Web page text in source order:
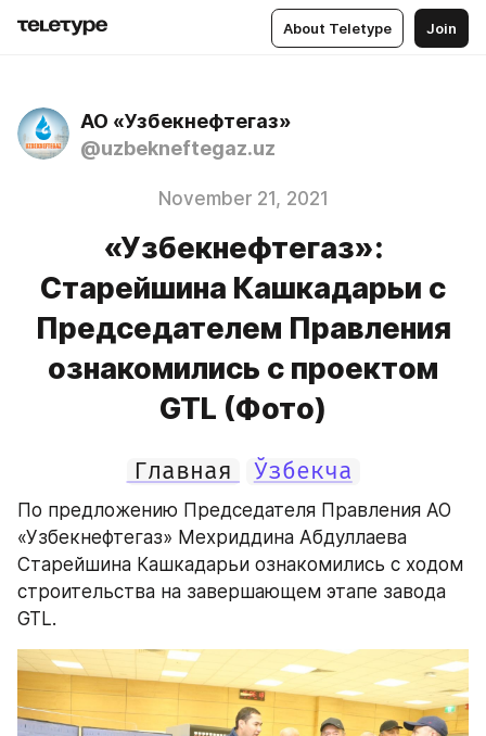
About Teletype Join
АО «Узбекнефтегаз»
@uzbekneftegaz.uz
November 21, 2021
«Узбекнефтегаз»:
Старейшина Кашкадарьи с
Председателем Правления
ознакомились с проектом
GTL (Фото)
Главная Ўзбекча
По предложению Председателя Правления АО
«Узбекнефтегаз» Мехриддина Абдуллаева
Старейшина Кашкадарьи ознакомились с ходом
строительства на завершающем этапе завода
GTL.